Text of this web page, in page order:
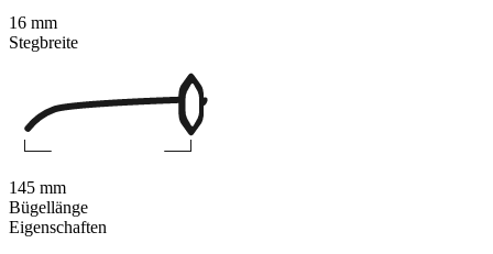
Eigenschaften
16 mm
Stegbreite
145 mm
Bügellänge